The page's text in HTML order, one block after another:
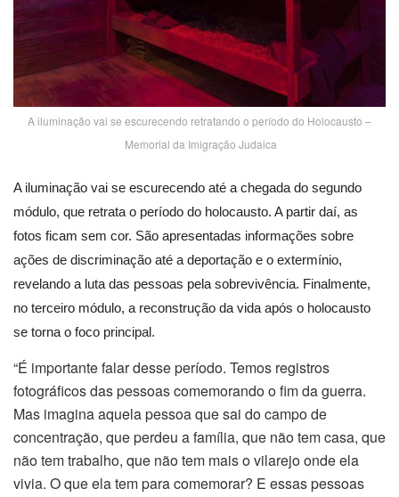
A iluminação vai se escurecendo retratando o período do Holocausto –
Memorial da Imigração Judaica
A iluminação vai se escurecendo até a chegada do segundo
módulo, que retrata o período do holocausto. A partir daí, as
fotos ficam sem cor. São apresentadas informações sobre
ações de discriminação até a deportação e o extermínio,
revelando a luta das pessoas pela sobrevivência. Finalmente,
no terceiro módulo, a reconstrução da vida após o holocausto
se torna o foco principal.
“É importante falar desse período. Temos registros
fotográficos das pessoas comemorando o fim da guerra.
Mas imagina aquela pessoa que sai do campo de
concentração, que perdeu a família, que não tem casa, que
não tem trabalho, que não tem mais o vilarejo onde ela
vivia. O que ela tem para comemorar? E essas pessoas